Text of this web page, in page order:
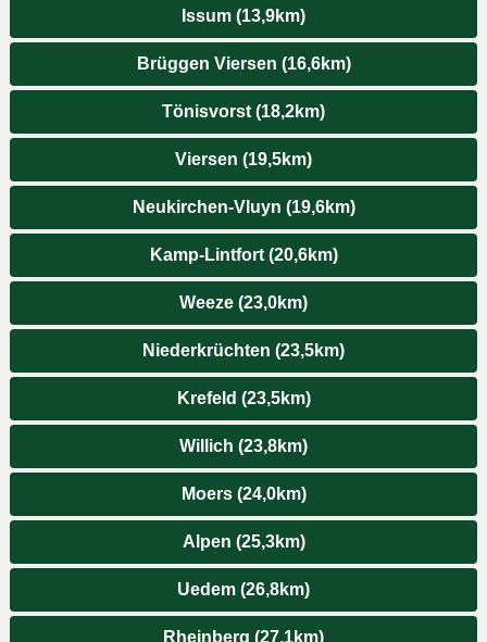
Issum (13,9km)
Brüggen Viersen (16,6km)
Tönisvorst (18,2km)
Viersen (19,5km)
Neukirchen-Vluyn (19,6km)
Kamp-Lintfort (20,6km)
Weeze (23,0km)
Niederkrüchten (23,5km)
Krefeld (23,5km)
Willich (23,8km)
Moers (24,0km)
Alpen (25,3km)
Uedem (26,8km)
Rheinberg (27,1km)